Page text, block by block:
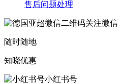
售后问题处理
关注微信
随时随地
知晓优惠
小红书号